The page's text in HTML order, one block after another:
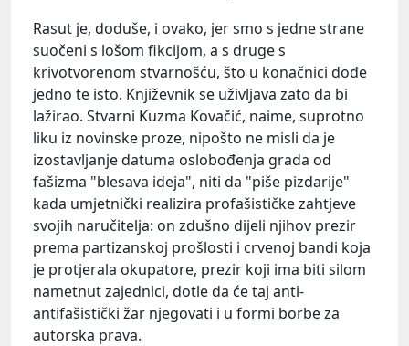
Rasut je, doduše, i ovako, jer smo s jedne strane
suočeni s lošom fikcijom, a s druge s
krivotvorenom stvarnošću, što u konačnici dođe
jedno te isto. Književnik se uživljava zato da bi
lažirao. Stvarni Kuzma Kovačić, naime, suprotno
liku iz novinske proze, nipošto ne misli da je
izostavljanje datuma oslobođenja grada od
fašizma "blesava ideja", niti da "piše pizdarije"
kada umjetnički realizira profašističke zahtjeve
svojih naručitelja: on zdušno dijeli njihov prezir
prema partizanskoj prošlosti i crvenoj bandi koja
je protjerala okupatore, prezir koji ima biti silom
nametnut zajednici, dotle da će taj anti-
antifašistički žar njegovati i u formi borbe za
autorska prava.